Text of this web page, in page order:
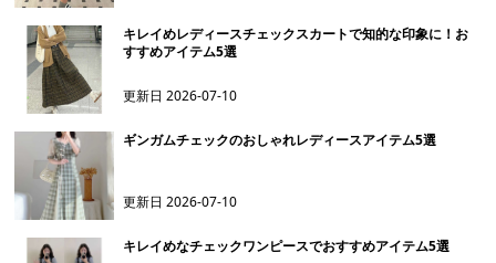
キレイめレディースチェックスカートで知的な印象に！お
すすめアイテム5選
更新日2026-07-10
ギンガムチェックのおしゃれレディースアイテム5選
更新日2026-07-10
キレイめなチェックワンピースでおすすめアイテム5選